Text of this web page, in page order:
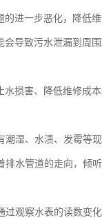
进一步恶化，降低维
导致污水泄漏到周
损害、降低维修成
湿、水渍、发霉等
水管道的走向，倾
观察水表的读数变